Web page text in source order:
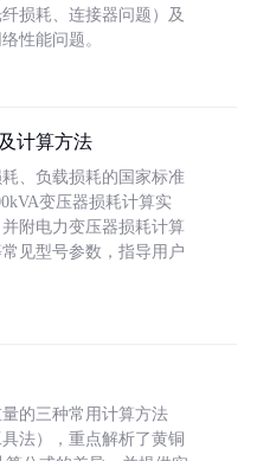
损耗、连接器问题）及
性能问题。
计算方法
、负载损耗的国家标准
变压器损耗计算实
附电力变压器损耗计算
见型号参数，指导用户
的三种常用计算方法
法），重点解析了黄铜